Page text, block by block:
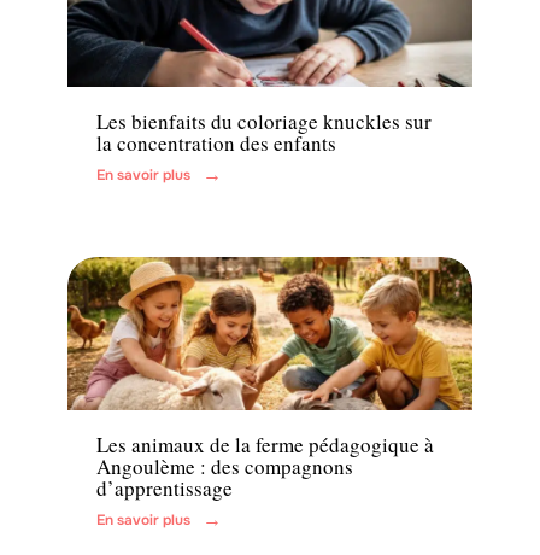
Enfant
Les bienfaits du coloriage knuckles sur
la concentration des enfants
En savoir plus
Famille
Les animaux de la ferme pédagogique à
Angoulème : des compagnons
d’apprentissage
En savoir plus